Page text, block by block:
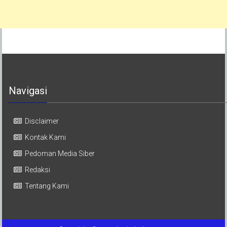
Navigasi
Disclaimer
Kontak Kami
Pedoman Media Siber
Redaksi
Tentang Kami